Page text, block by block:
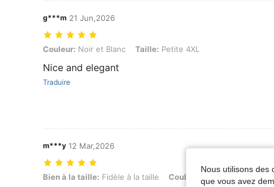
g***m 21 Jun,2026
Couleur: Noir et Blanc, Taille: Petite 4XL
Couleur: Noir et Blanc Taille: Petite 4XL
Nice and elegant
Traduire
m***y 12 Mar,2026
Bien à la taille: Fidèle à la taille, Couleur: Noir et Blanc, Taille: Petite
Bien à la taille: Fidèle à la taille Couleur:
Nous utilisons des
que vous avez